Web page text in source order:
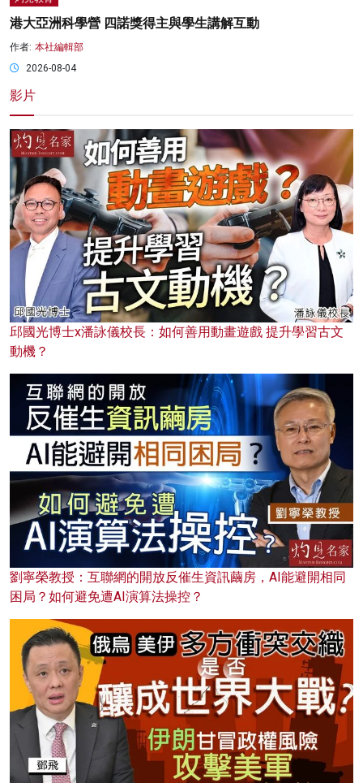
港大亞洲科學營 四諾獎得主與學生講解互動
作者: 本社編輯部
2026-08-04
影片
邱國光博士x潘詠儀校長：如何善用動畫遊戲 提升學習古文
動機？
劉寧榮教授：互聯網的開放反催生資訊繭房，AI能避開相同
困局？如何避免遭AI演算法操控？